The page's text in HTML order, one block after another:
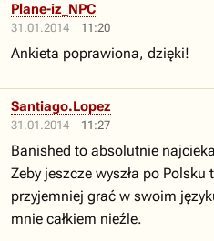
31.01.2014 11:20
Plane-iz_NPC
Ankieta poprawiona, dzięki!
31.01.2014 11:27
Santiago.Lopez
Banished to absolutnie
Żeby jeszcze wyszła po Polsku
przyjemniej grać w swoim
mnie całkiem nieźle.